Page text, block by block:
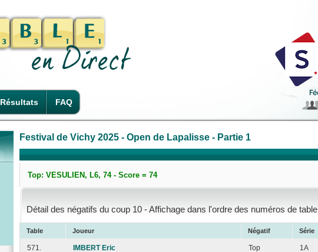
Résultats FAQ
Festival de Vichy 2025 - Open de Lapalisse - Partie 1
Top: VESULIEN, L6, 74 - Score = 74
Détail des négatifs du coup 10 - Affichage dans l'ordre des numéros de table
Table Joueur Négatif Série
571. IMBERT Eric Top 1A